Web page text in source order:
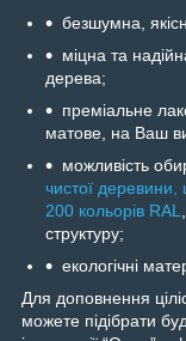
безшумна,
міцна та
дерева;
преміальне
матове, на Ваш
можливість
чистої деревини,
200 кольорів RAL
структуру;
екологічні
Для доповнення
можете підібрати